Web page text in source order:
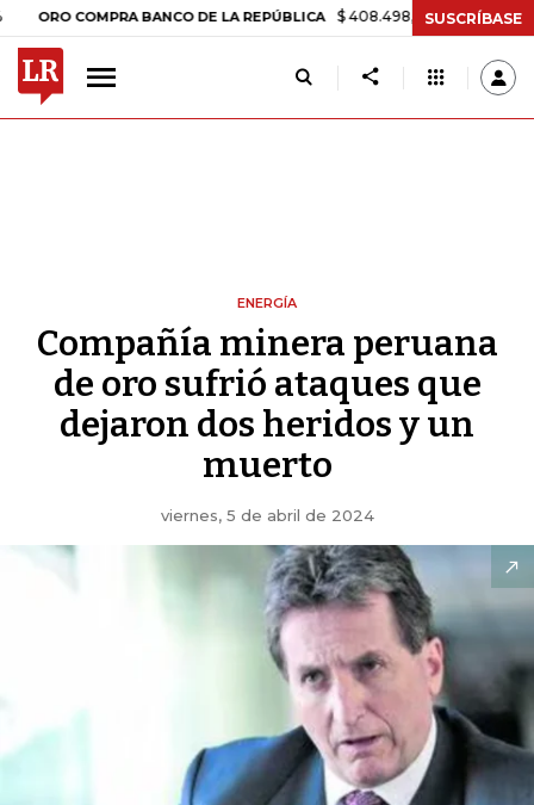
COMPRA BANCO DE LA REPÚBLICA $ 408.498,97 +$ 8.753,81 +2,19%
SUSCRÍBASE
ENERGÍA
Compañía minera peruana
de oro sufrió ataques que
dejaron dos heridos y un
muerto
viernes, 5 de abril de 2024